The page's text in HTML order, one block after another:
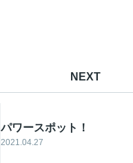
NEXT
パワースポット！
2021.04.27